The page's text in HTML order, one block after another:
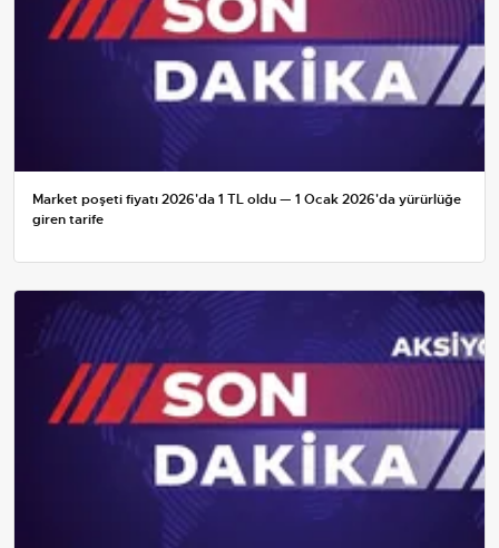
Market poşeti fiyatı 2026'da 1 TL oldu — 1 Ocak 2026'da yürürlüğe
giren tarife